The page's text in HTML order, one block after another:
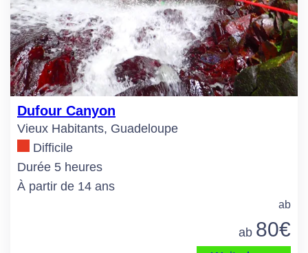
Dufour Canyon
Vieux Habitants, Guadeloupe
Difficile
Durée 5 heures
À partir de 14 ans
ab
ab 80€